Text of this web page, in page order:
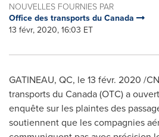
NOUVELLES FOURNIES PAR
Office des transports du Canada
13 févr, 2020, 16:03 ET
GATINEAU, QC, le 13 févr. 2020 /
transports du Canada(OTC) a
enquête sur les plaintes des
soutiennent que les compagnies